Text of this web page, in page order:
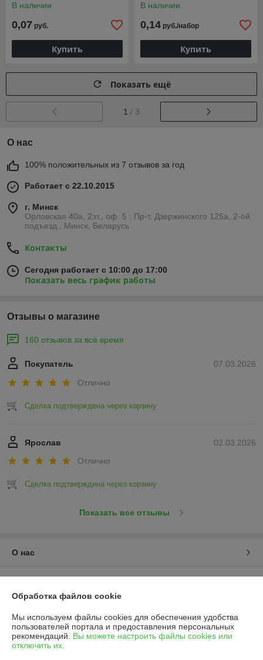
В наличии
0,07 руб.
Купить
В наличии
0,14 руб./набор
Купить
Показать ещё
1 / 3
О нас
100% положительных из 7 отзывов за год
Работает с 22.10.2015
г. Минск
Орловская 40а, 2эт., оф. 5 ; Пр-т. Дзержинского 125а, 2-ой
подъезд., Минск, Беларусь
Контакты
Сегодня работает с 10:00 до 17:00
Показать весь график работы
Отзывы о магазине
160 отзывов за всё время
07.03.2026
Покупатель
Отлично
Сделка подтверждена через корзину
02.03.2026
Ярослав
Отлично
Сделка подтверждена через корзину
Показать все отзывы
О нас
График работы
Обработка файлов cookie
Мы используем файлы cookies для обеспечения удобства
пользователей портала и предоставления персональных
рекомендаций. Вы можете настроить файлы cookies или
отключить их.